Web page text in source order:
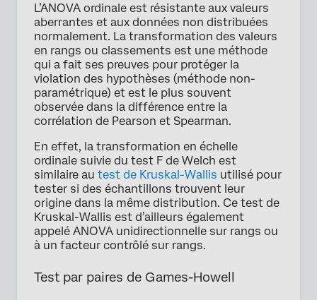
L’ANOVA ordinale est résistante aux valeurs
aberrantes et aux données non distribuées
normalement. La transformation des valeurs
en rangs ou classements est une méthode
qui a fait ses preuves pour protéger la
violation des hypothèses (méthode non-
paramétrique) et est le plus souvent
observée dans la différence entre la
corrélation de Pearson et Spearman.
En effet, la transformation en échelle
ordinale suivie du test F de Welch est
similaire au test de Kruskal-Wallis utilisé pour
tester si des échantillons trouvent leur
origine dans la même distribution. Ce test de
Kruskal-Wallis est d’ailleurs également
appelé ANOVA unidirectionnelle sur rangs ou
à un facteur contrôlé sur rangs.
Test par paires de Games-Howell